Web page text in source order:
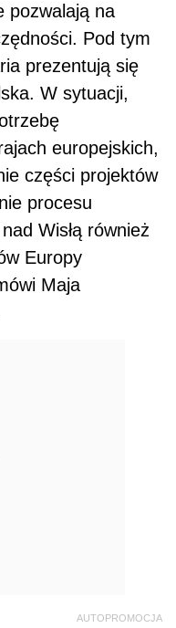
pozwalają na
Pod tym
prezentują się
W sytuacji,
europejskich,
części projektów
procesu
Wisłą również
Europy
Maja
AUTOPROMOCJA